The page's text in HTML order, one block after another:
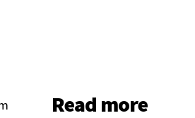
Read more